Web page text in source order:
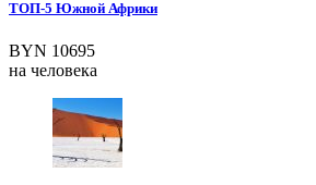
ТОП-5 Южной Африки
BYN 10695
на человека